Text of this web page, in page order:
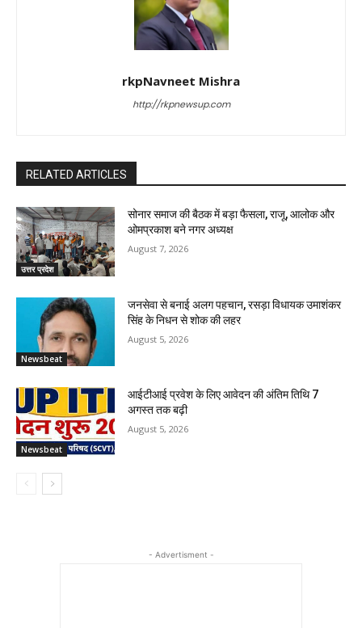
rkpNavneet Mishra
http://rkpnewsup.com
RELATED ARTICLES
उत्तर प्रदेश
सोनार समाज की बैठक में बड़ा फैसला, राजू, आलोक और
ओमप्रकाश बने नगर अध्यक्ष
August 7, 2026
Newsbeat
जनसेवा से बनाई अलग पहचान, रसड़ा विधायक उमाशंकर
सिंह के निधन से शोक की लहर
August 5, 2026
Newsbeat
आईटीआई प्रवेश के लिए आवेदन की अंतिम तिथि 7
अगस्त तक बढ़ी
August 5, 2026
- Advertisment -